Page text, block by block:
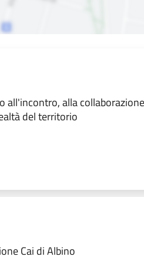
all'incontro, alla
del territorio
Cai di Albino